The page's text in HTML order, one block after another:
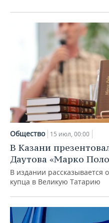
Общество 15 июл, 00:00
В Казани
Даутова «Марко
В издании рассказывается
купца в Великую Татарию